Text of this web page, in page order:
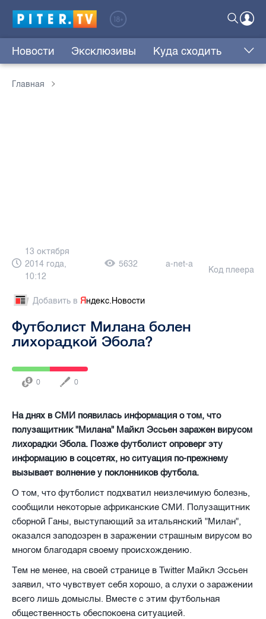
Новости Эксклюзивы Куда сходить
Главная
13 октября
2014 года,
10:12
5632 a-net-a
Код плеера
Добавить в Яндекс.Новости
Футболист Милана болен
лихорадкой Эбола?
0 0
На днях в СМИ появилась информация о том, что
полузащитник "Милана" Майкл Эссьен заражен вирусом
лихорадки Эбола. Позже футболист опроверг эту
информацию в соцсетях, но ситуация по-прежнему
вызывает волнение у поклонников футбола.
О том, что футболист подхватил неизлечимую болезнь,
сообщили некоторые африканские СМИ. Полузащитник
сборной Ганы, выступающий за итальянский "Милан",
оказался заподозрен в заражении страшным вирусом во
многом благодаря своему происхождению.
Тем не менее, на своей странице в Twitter Майкл Эссьен
заявил, что чувствует себя хорошо, а слухи о заражении
всего лишь домыслы. Вместе с этим футбольная
общественность обеспокоена ситуацией.